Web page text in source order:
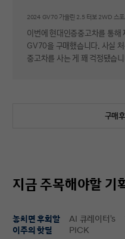
이번에 현대인증중고차를 통해
GV70을 구매했습니다. 사실 처음에는
중고차를 사는 게 꽤 걱정됐습
보면 예상과 달라서 후회했다
제공돼서 불안감이 많이 줄었다
상태가 더 좋아서 만족도가 높
중고차지만 관리가 잘 된 차량
구매
지금 주목해야할 기
놓치면 후회할
이주의 핫딜
AI 큐레이터's
PICK